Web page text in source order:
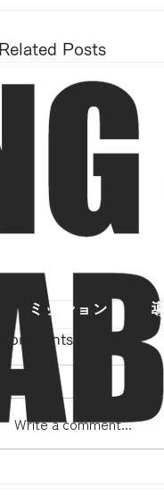
Related Posts
Comments
Write a comment...
ミッション